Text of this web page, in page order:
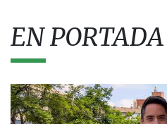
EN PORTADA